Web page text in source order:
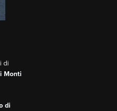
di
Monti
di